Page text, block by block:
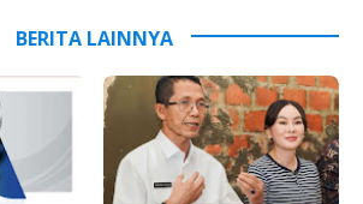
BERITA LAINNYA